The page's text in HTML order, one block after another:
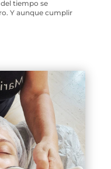
tiempo se
Y aunque cumplir